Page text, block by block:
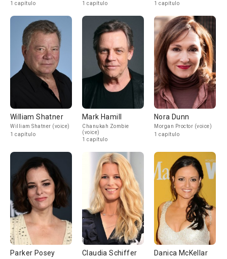
1 capítulo
1 capítulo
1 capítulo
William Shatner
William Shatner (voice)
1 capítulo
Mark Hamill
Chanukah Zombie
(voice)
1 capítulo
Nora Dunn
Morgan Proctor (voice)
1 capítulo
Parker Posey Claudia Schiffer Danica McKellar